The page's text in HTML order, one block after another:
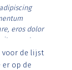
eros dolor
erat.
lorem
posuere.
voor de lijst
er op de